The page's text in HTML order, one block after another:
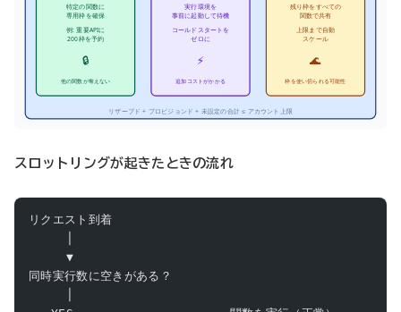
特定の関数に
専用枠を確保
例: 重要APIに
200枠を予約
🔒
他の関数が奪えない
実行環境を
事前に起動して待機
コールドスタートを
ゼロに
⚡
追加コストがかかる
残り枠をすべての
関数で共有
上限まで自動
スケール
🌊
枠を使い切られる可能性
リザーブド + プロビジョンド + 未設定の合計 ≤ アカウント上限
スロットリングが起きたときの流れ
リクエスト到着
     ▼
同時実行数に空きがある？